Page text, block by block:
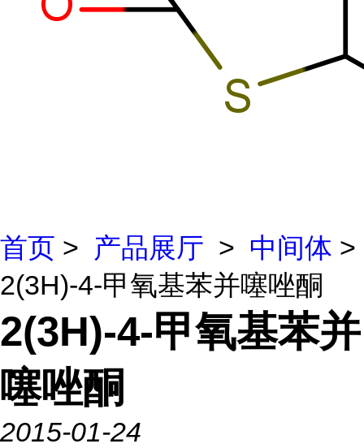
首页 > 产品展厅 > 中间体 >
2(3H)-4-甲氧基苯并噻唑酮
2(3H)-4-甲氧基苯并
噻唑酮
2015-01-24